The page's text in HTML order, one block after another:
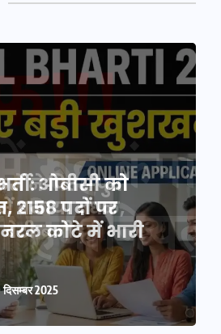
ओबीसी को
2158 पदों पर
कोटे में भारी
2025